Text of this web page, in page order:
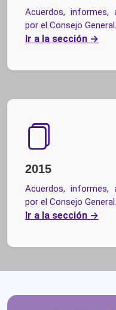
Acuerdos, informes,
por el Consejo General.
Ir a la sección
2015
Acuerdos, informes,
por el Consejo General.
Ir a la sección